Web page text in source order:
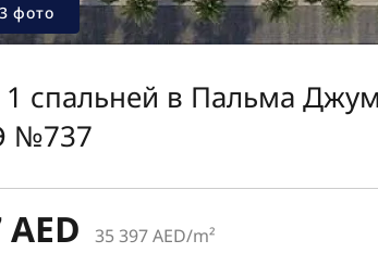
фото
1 спальней в Пальма
№737
35 397 AED/m²